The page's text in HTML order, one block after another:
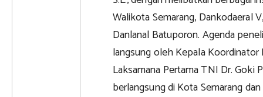
Walikota Semarang, Dankodaeral
Danlanal Batuporon. Agenda
langsung oleh Kepala
Laksamana Pertama TNI Dr. Goki
berlangsung di Kota Semarang